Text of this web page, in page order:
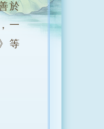
於
一
等